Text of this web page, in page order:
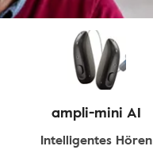
ampli-mini AI
Intelligentes Hören